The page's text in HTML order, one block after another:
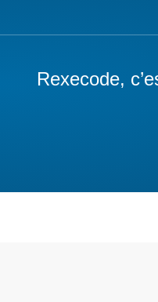
Rexecode,